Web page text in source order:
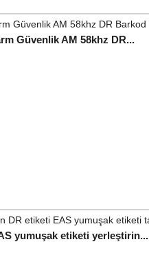
Güvenlik AM 58khz DR...
yumuşak etiketi yerleştirin...